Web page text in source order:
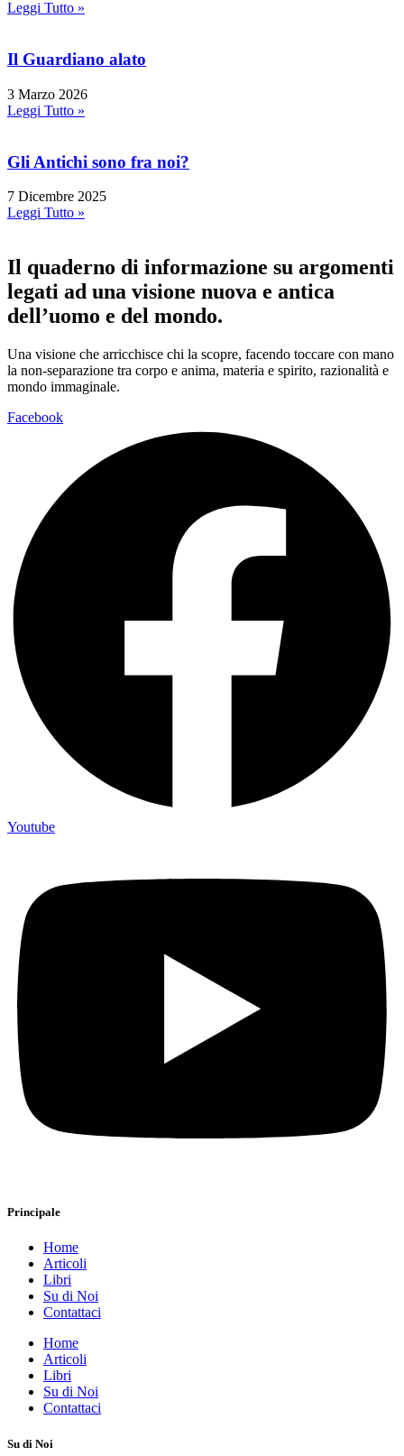
Leggi Tutto »
Il Guardiano alato
3 Marzo 2026
Leggi Tutto »
Gli Antichi sono fra noi?
7 Dicembre 2025
Leggi Tutto »
Il quaderno di informazione su argomenti
legati ad una visione nuova e antica
dell’uomo e del mondo.
Una visione che arricchisce chi la scopre, facendo toccare con mano
la non-separazione tra corpo e anima, materia e spirito, razionalità e
mondo immaginale.
Facebook
Youtube
Principale
Home
Articoli
Libri
Su di Noi
Contattaci
Home
Articoli
Libri
Su di Noi
Contattaci
Su di Noi